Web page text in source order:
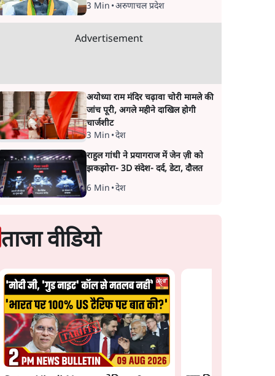
3 Min •अरुणाचल प्रदेश
Advertisement
अयोध्या राम मंदिर चढ़ावा चोरी मामले की
जांच पूरी, अगले महीने दाखिल होगी
चार्जशीट
3 Min •देश
राहुल गांधी ने प्रयागराज में जेन ज़ी को
झकझोरा- 3D संदेश- दर्द, डेटा, दौलत
6 Min •देश
ताजा वीडियो